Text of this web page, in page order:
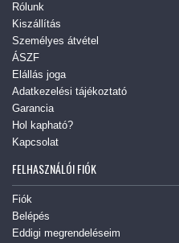
Rólunk
Kiszállítás
Személyes átvétel
ÁSZF
Elállás joga
Adatkezelési tájékoztató
Garancia
Hol kapható?
Kapcsolat
FELHASZNÁLÓI FIÓK
Fiók
Belépés
Eddigi megrendeléseim